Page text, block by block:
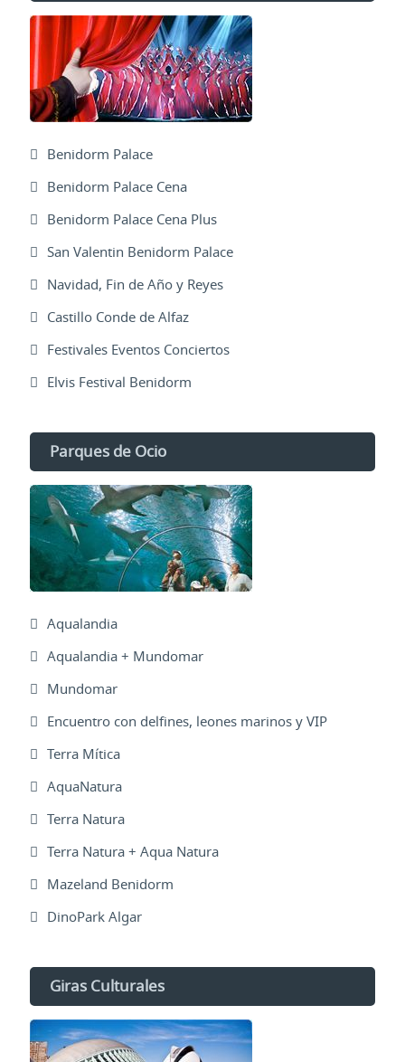
Benidorm Palace
Benidorm Palace Cena
Benidorm Palace Cena Plus
San Valentin Benidorm Palace
Navidad, Fin de Año y Reyes
Castillo Conde de Alfaz
Festivales Eventos Conciertos
Elvis Festival Benidorm
Parques de Ocio
Aqualandia
Aqualandia + Mundomar
Mundomar
Encuentro con delfines, leones marinos y VIP
Terra Mítica
AquaNatura
Terra Natura
Terra Natura + Aqua Natura
Mazeland Benidorm
DinoPark Algar
Giras Culturales